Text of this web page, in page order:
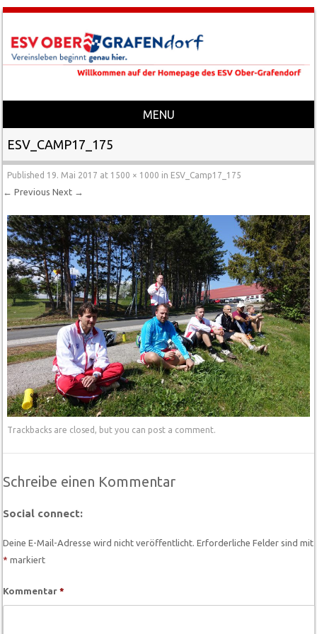
MENU
Skip to content
ESV_CAMP17_175
Published 19. Mai 2017 at 1500 × 1000 in ESV_Camp17_175
← Previous Next →
Trackbacks are closed, but you can post a comment.
Schreibe einen Kommentar
Social connect:
Deine E-Mail-Adresse wird nicht veröffentlicht. Erforderliche Felder sind mit
* markiert
Kommentar*